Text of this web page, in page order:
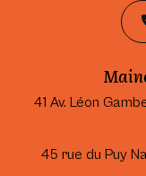
41 Av. Léon
45 rue du Puy